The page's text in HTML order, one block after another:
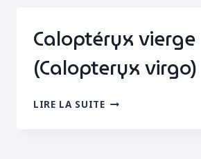
Caloptéryx vierge
(Calopteryx virgo)
LIRE LA SUITECALOPTÉRYX